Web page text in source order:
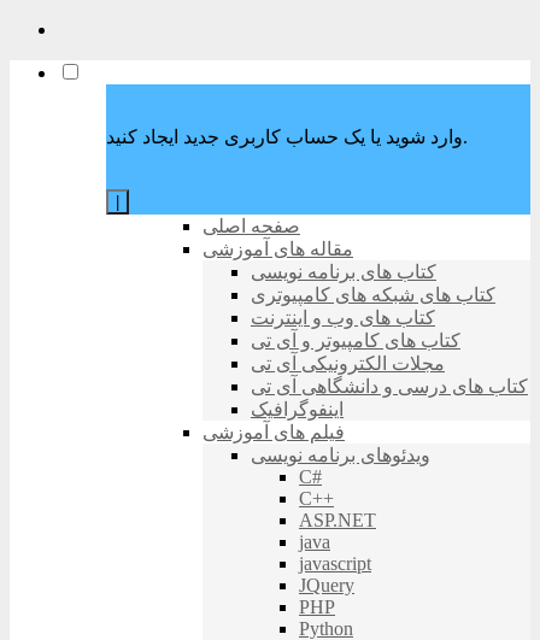
وارد شوید یا یک حساب کاربری جدید ایجاد کنید.
صفحه اصلی
مقاله های آموزشی
کتاب های برنامه نویسی
کتاب های شبکه های کامپیوتری
کتاب های وب و اینترنت
کتاب های کامپیوتر و آی تی
مجلات الکترونیکی آی تی
کتاب های درسی و دانشگاهی آی تی
اینفوگرافیک
فیلم های آموزشی
ویدئوهای برنامه نویسی
C#
C++
ASP.NET
java
javascript
JQuery
PHP
Python